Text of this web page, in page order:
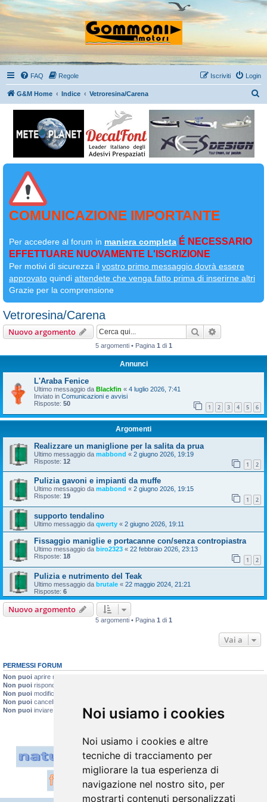
Noi usiamo i cookies
Noi usiamo i cookies e altre
tecniche di tracciamento per
migliorare la tua esperienza di
navigazione nel nostro sito, per
mostrarti contenuti personalizzati
FAQ Regole Login
Iscriviti
G&M Home Indice Vetroresina/Carena
COMUNICAZIONE IMPORTANTE
Per accedere al forum in maniera completa É NECESSARIO
EFFETTUARE NUOVAMENTE L'ISCRIZIONE
Per motivi di sicurezza il vostro primo messaggio dovrà essere
approvato quindi attendete che venga fatto prima di inserirne altri
Grazie per la comprensione
Vetroresina/Carena
Nuovo argomento Cerca
5 argomenti • Pagina 1 di 1
Annunci
L'Araba Fenice
Ultimo messaggio da Blackfin « 4 luglio 2026, 7:41
Inviato in Comunicazioni e avvisi
Risposte: 50 1 2 3 4 5 6
Argomenti
Realizzare un maniglione per la salita da prua
Ultimo messaggio da mabbond « 2 giugno 2026, 19:19
Risposte: 12 1 2
Pulizia gavoni e impianti da muffe
Ultimo messaggio da mabbond « 2 giugno 2026, 19:15
Risposte: 19 1 2
supporto tendalino
Ultimo messaggio da qwerty « 2 giugno 2026, 19:11
Fissaggio maniglie e portacanne con/senza contropiastra
Ultimo messaggio da biro2323 « 22 febbraio 2026, 23:13
Risposte: 18 1 2
Pulizia e nutrimento del Teak
Ultimo messaggio da brutale « 22 maggio 2024, 21:21
Risposte: 6
Nuovo argomento
5 argomenti • Pagina 1 di 1
Vai a
PERMESSI FORUM
Non puoi aprire nuovi argomenti
Non puoi rispondere negli argomenti
Non puoi modificare i tuoi messaggi
Non puoi cancellare i tuoi messaggi
Non puoi inviare allegati